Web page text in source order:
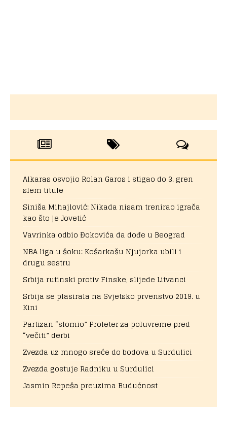
Alkaras osvojio Rolan Garos i stigao do 3. gren
slem titule
Siniša Mihajlović: Nikada nisam trenirao igrača
kao što je Jovetić
Vavrinka odbio Đokovića da dođe u Beograd
NBA liga u šoku: Košarkašu Njujorka ubili i
drugu sestru
Srbija rutinski protiv Finske, slijede Litvanci
Srbija se plasirala na Svjetsko prvenstvo 2019. u
Kini
Partizan “slomio” Proleter za poluvreme pred
“večiti” derbi
Zvezda uz mnogo sreće do bodova u Surdulici
Zvezda gostuje Radniku u Surdulici
Jasmin Repeša preuzima Budućnost